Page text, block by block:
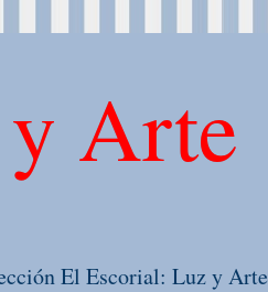
Arte
El Escorial: Luz y Arte